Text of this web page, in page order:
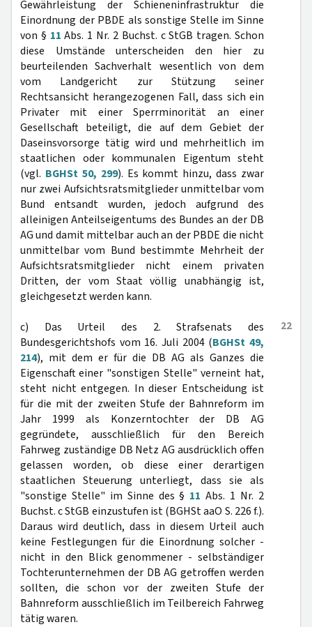
Gewährleistung der Schieneninfrastruktur die
Einordnung der PBDE als sonstige Stelle im Sinne
von § 11 Abs. 1 Nr. 2 Buchst. c StGB tragen. Schon
diese Umstände unterscheiden den hier zu
beurteilenden Sachverhalt wesentlich von dem
vom Landgericht zur Stützung seiner
Rechtsansicht herangezogenen Fall, dass sich ein
Privater mit einer Sperrminorität an einer
Gesellschaft beteiligt, die auf dem Gebiet der
Daseinsvorsorge tätig wird und mehrheitlich im
staatlichen oder kommunalen Eigentum steht
(vgl. BGHSt 50, 299). Es kommt hinzu, dass zwar
nur zwei Aufsichtsratsmitglieder unmittelbar vom
Bund entsandt wurden, jedoch aufgrund des
alleinigen Anteilseigentums des Bundes an der DB
AG und damit mittelbar auch an der PBDE die nicht
unmittelbar vom Bund bestimmte Mehrheit der
Aufsichtsratsmitglieder nicht einem privaten
Dritten, der vom Staat völlig unabhängig ist,
gleichgesetzt werden kann.
22
c) Das Urteil des 2. Strafsenats des
Bundesgerichtshofs vom 16. Juli 2004 (BGHSt 49,
214), mit dem er für die DB AG als Ganzes die
Eigenschaft einer "sonstigen Stelle" verneint hat,
steht nicht entgegen. In dieser Entscheidung ist
für die mit der zweiten Stufe der Bahnreform im
Jahr 1999 als Konzerntochter der DB AG
gegründete, ausschließlich für den Bereich
Fahrweg zuständige DB Netz AG ausdrücklich offen
gelassen worden, ob diese einer derartigen
staatlichen Steuerung unterliegt, dass sie als
"sonstige Stelle" im Sinne des § 11 Abs. 1 Nr. 2
Buchst. c StGB einzustufen ist (BGHSt aaO S. 226 f.).
Daraus wird deutlich, dass in diesem Urteil auch
keine Festlegungen für die Einordnung solcher -
nicht in den Blick genommener - selbständiger
Tochterunternehmen der DB AG getroffen werden
sollten, die schon vor der zweiten Stufe der
Bahnreform ausschließlich im Teilbereich Fahrweg
tätig waren.